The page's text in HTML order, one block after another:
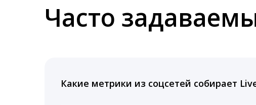
Часто
Какие метрики из соцсетей собирает